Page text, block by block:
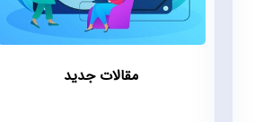
مقالات جدید